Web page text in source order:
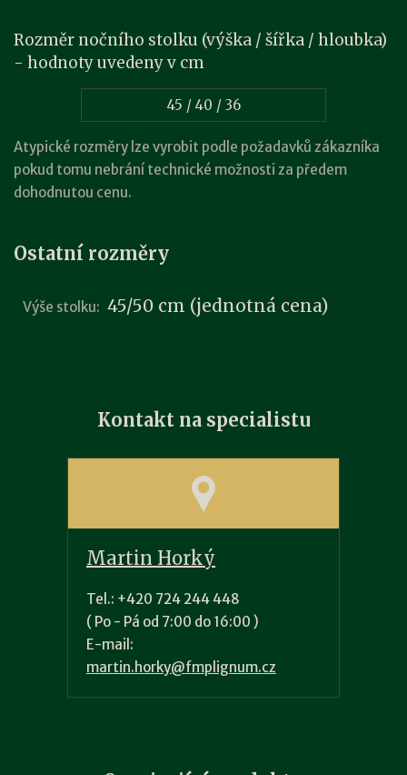
Rozměr nočního stolku (výška / šířka / hloubka)
- hodnoty uvedeny v cm
45 / 40 / 36
Atypické rozměry lze vyrobit podle požadavků zákazníka
pokud tomu nebrání technické možnosti za předem
dohodnutou cenu.
Ostatní rozměry
Výše stolku: 45/50 cm (jednotná cena)
Kontakt na specialistu
Martin Horký
Tel.: +420 724 244 448
( Po - Pá od 7:00 do 16:00 )
E-mail:
martin.horky@fmplignum.cz